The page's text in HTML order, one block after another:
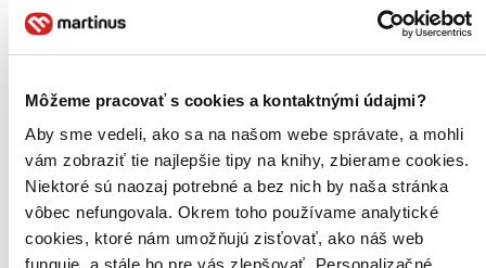
Môžeme pracovať s cookies a kontaktnými údajmi?
Aby sme vedeli, ako sa na našom webe správate, a mohli
vám zobraziť tie najlepšie tipy na knihy, zbierame cookies.
Niektoré sú naozaj potrebné a bez nich by naša stránka
vôbec nefungovala. Okrem toho používame analytické
cookies, ktoré nám umožňujú zisťovať, ako náš web
funguje, a stále ho pre vás zlepšovať. Personalizačné
Zúžiť výber
Bestsellery
Top hodnotené
Novinky
Najdrahšie
Najlacnejšie